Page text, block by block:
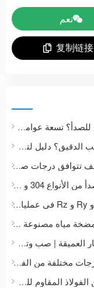
نعم
复制链接
كيفية تحديد أسعار مصبوبات الفولاذ المقاوم للصدأ؟ تسعة عوامل تؤثر على أسعار المصبوبات الدقيقة وقائمة بالوثائق المطلوبة للاستفسار عن الأسعار.
كيفية ترك هوامش التشغيل في عمليات الصب الدقيق؟ دليل لتصميم أبعاد مصبوبات الفولاذ المقاوم للصدأ من الخامة الخام إلى المنتج النهائي المُصنّع باستخدام الحاسوب.
جدول مقارنة CF8، CF8M، CF3، CF3M: كيف تتوافق درجات صب الفولاذ المقاوم للصدأ مع 304، 316، 304L، و316L؟
كيف تختار بين مصبوبات الفولاذ المقاوم للصدأ من الأنواع 304 و 304L و 316 و 316L؟ مقارنة بين خصائص المواد وسيناريوهات التطبيق.
خشونة سطح الصب الدقيق: مقارنة بين Ra و Ry و Rz في عمليات التصنيع باستخدام الحاسوب (CNC) مع معالجة التلميع
محول مخرج مضخة البئر العميق | ملحقات مضخة مياه مصنوعة من الفولاذ المقاوم للصدأ حسب الطلب
قطع من الفولاذ المقاوم للصدأ لمضخات الآبار العميقة | صب وتشكيل دقيق للمراوح وأجسام المضخات
صب الفولاذ المزدوج بدقة: صب مخصص لدرجات مختلفة من الفولاذ المزدوج مثل 2205 و 2507.
مصنع موصلات مضخات المياه المصنوعة من الفولاذ المقاوم للصدأ | صب دقيق لملحقات المضخات والصمامات